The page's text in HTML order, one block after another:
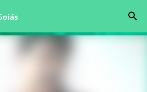
para o conteúdo principal